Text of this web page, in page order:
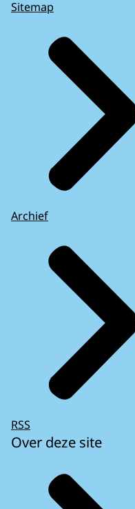
Sitemap
Archief
RSS
Over deze site